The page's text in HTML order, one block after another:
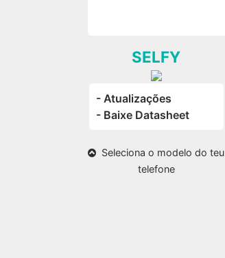
SELFY
- Atualizações
- Baixe Datasheet
Seleciona o modelo do teu
telefone